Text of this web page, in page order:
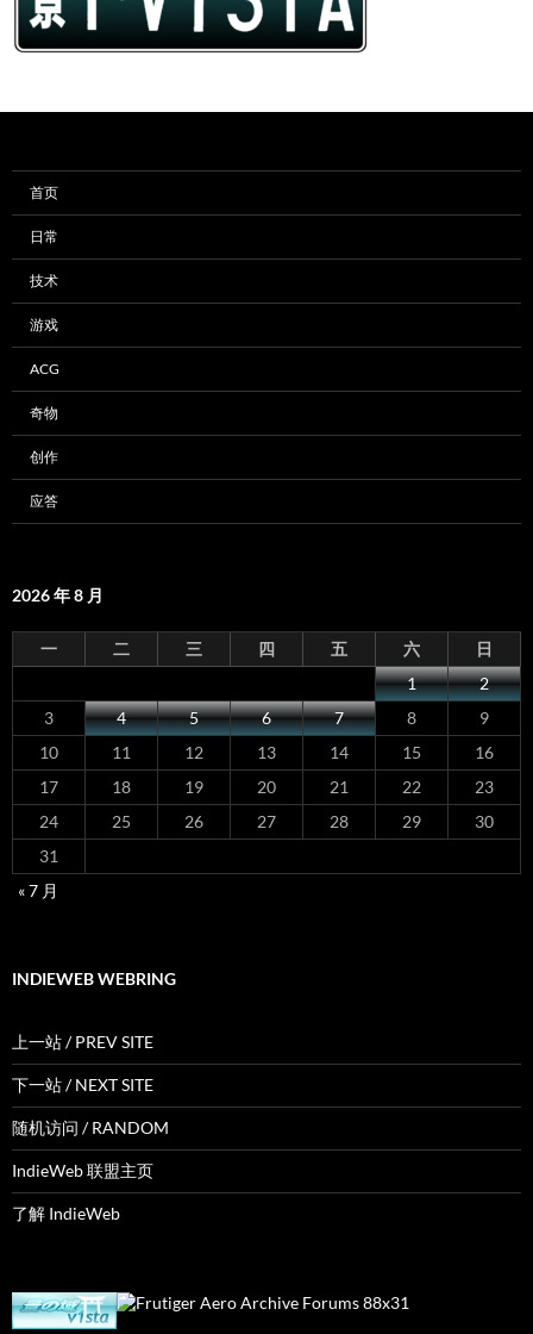
首页
日常
技术
游戏
ACG
奇物
创作
应答
2026 年 8 月
一 二 三 四 五 六
日
1
2
3
4 5 6 7 8
9
10
11 12 13 14 15
16
17
18 19 20 21 22
23
24
25 26 27 28 29
30
31
« 7 月
INDIEWEB WEBRING
上一站 / PREV SITE
下一站 / NEXT SITE
随机访问 / RANDOM
IndieWeb 联盟主页
了解 IndieWeb